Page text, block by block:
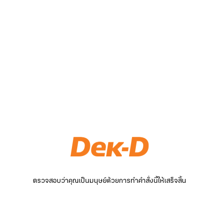
ตรวจสอบว่าคุณเป็นมนุษย์ด้วยการทำคำสั่งนี้ให้เสร็จสิ้น